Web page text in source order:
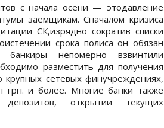
с начала осени — этодавление
заемщикам. Сначалом кризиса
СК,изрядно сократив списки
срока полиса он обязан
непомерно взвинтили
разместить для получения
крупных сетевых финучреждениях,
грн. и более. Многие банки также
депозитов, открытии текущих